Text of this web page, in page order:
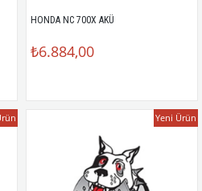
HONDA NC 700X AKÜ
₺6.884,00
Yeni Ürün